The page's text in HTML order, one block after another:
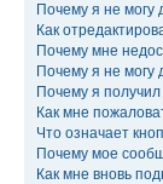
Почему я не могу
Как
Почему мне
Почему я не могу
Почему я
Как мне
Что означает
Почему мое
Как мне вновь